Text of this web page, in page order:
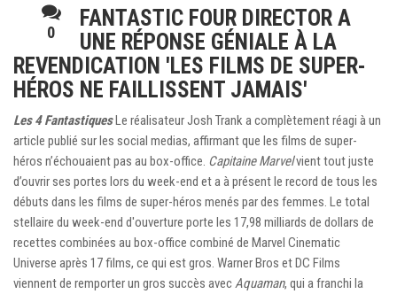
0
FANTASTIC FOUR DIRECTOR A
UNE RÉPONSE GÉNIALE À LA
REVENDICATION 'LES FILMS DE SUPER-
HÉROS NE FAILLISSENT JAMAIS'
Les 4 FantastiquesLe réalisateur Josh Trank a complètement réagi à un
article publié sur les social medias, affirmant que les films de super-
héros n’échouaient pas au box-office. Capitaine Marvelvient tout juste
d’ouvrir ses portes lors du week-end et a à présent le record de tous les
débuts dans les films de super-héros menés par des femmes. Le total
stellaire du week-end d'ouverture porte les 17,98 milliards de dollars de
recettes combinées au box-office combiné de Marvel Cinematic
Universe après 17 films, ce qui est gros. Warner Bros et DC Films
viennent de remporter un gros succès avecAquaman, qui a franchi la